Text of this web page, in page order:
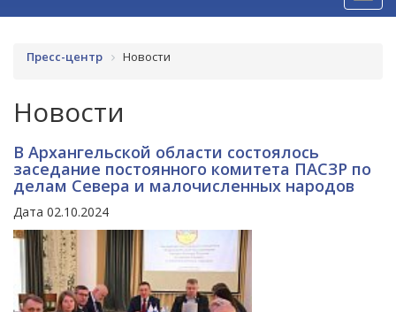
Пресс-центр Новости
Новости
В Архангельской области состоялось
заседание постоянного комитета ПАСЗР по
делам Севера и малочисленных народов
Дата 02.10.2024